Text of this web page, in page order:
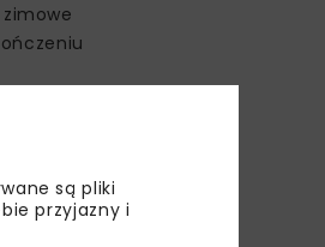
są pliki
przyjazny i